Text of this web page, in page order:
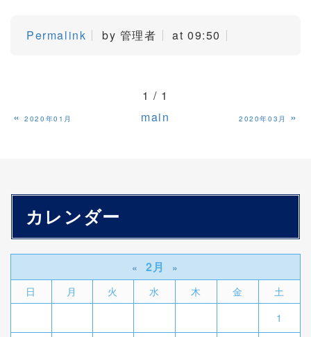
Permalink by 管理者 at 09:50
1 / 1
«2020年01月 main 2020年03月 »
カレンダー
« 2月
»
日
月 火 水 木 金
土
1